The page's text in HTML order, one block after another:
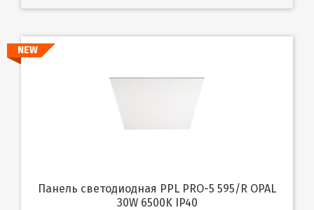
NEW
Панель светодиодная PPL PRO-5 595/R OPAL
30W 6500K IP40